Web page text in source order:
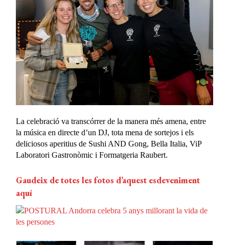
La celebració va transcórrer de la manera més amena, entre
la música en directe d’un DJ, tota mena de sortejos i els
deliciosos aperitius de Sushi AND Gong, Bella Italia, ViP
Laboratori Gastronòmic i Formatgeria Raubert.
Gaudeix de totes les fotos d’aquest esdeveniment
aquí